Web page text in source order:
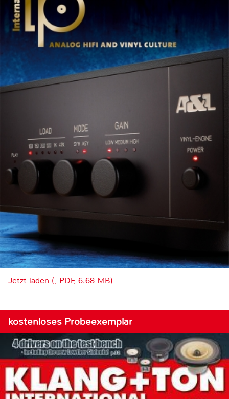
Jetzt laden (, PDF, 6.68 MB)
kostenloses Probeexemplar